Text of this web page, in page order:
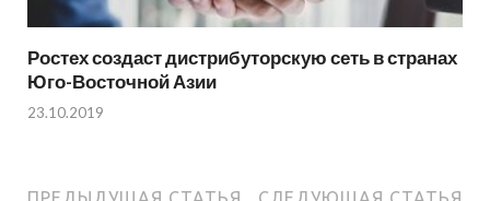
Ростех создаст дистрибуторскую сеть в странах
Юго-Восточной Азии
23.10.2019